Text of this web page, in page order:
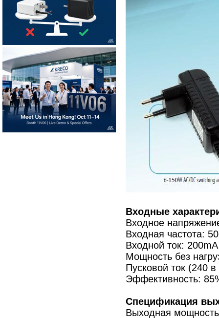
Входные
Входное
Входная частота:
Входной ток:
Мощность без
Пусковой ток (240
Эффективность:
Спецификация
Выходная